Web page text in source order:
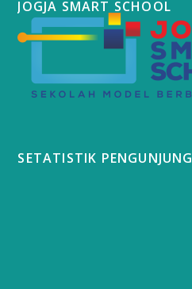
JOGJA SMART SCHOOL
SETATISTIK PENGUNJUNG